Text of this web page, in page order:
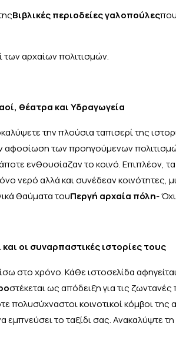
Βιβλικές περιοδείες γαλοπούλες
των αρχαίων πολιτισμών.
θέατρα και Υδραγωγεία
την πλούσια ταπισερί της
των προηγούμενων
ενθουσίαζαν το κοινό. Επιπλέον,
νερό αλλά και συνέδεαν κοινότητες,
θαύματα τουΠεργή αρχαία πόλη-
οι συναρπαστικές ιστορίες τους
στο χρόνο. Κάθε ιστοσελίδα
στέκεται ως απόδειξη για τις
πολυσύχναστοι κοινοτικοί κόμβοι
το ταξίδι σας. Ανακαλύψτε